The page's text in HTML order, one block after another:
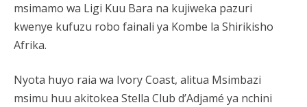
msimamo wa Ligi Kuu Bara na kujiweka pazuri
kwenye kufuzu robo fainali ya Kombe la Shirikisho
Afrika.
Nyota huyo raia wa Ivory Coast, alitua Msimbazi
msimu huu akitokea Stella Club d’Adjamé ya nchini